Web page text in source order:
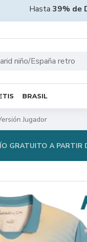
Hasta 39% de
BRASIL
Jugador
GRATUITO A PARTIR